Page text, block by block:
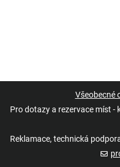
Všeobecné
Pro dotazy a rezervace míst
Reklamace, technická